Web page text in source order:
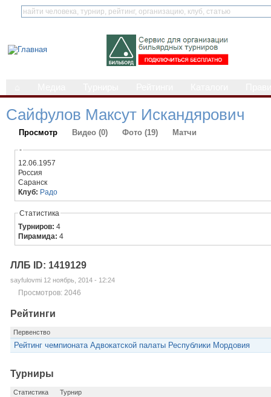
Сайфулов Максут Искандярович
Просмотр Видео (0) Фото (19) Матчи
-
12.06.1957
Россия
Саранск
Клуб: Радо
Статистика
Турниров:4
Пирамида:4
ЛЛБ ID: 1419129
sayfulovmi 12 ноябрь, 2014 - 12:24
Просмотров: 2046
Рейтинги
Первенство
Рейтинг чемпионата Адвокатской палаты Республики Мордовия
Турниры
Статистика Турнир